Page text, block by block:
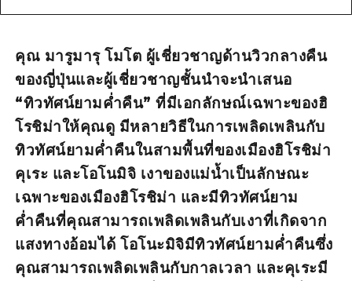
คุณ มารูมารุ โมโต ผู้เชี่ยวชาญด้านวิวกลางคืน
ของญี่ปุ่นและผู้เชี่ยวชาญชั้นนำจะนำเสนอ
“ทิวทัศน์ยามค่ำคืน” ที่มีเอกลักษณ์เฉพาะของฮิ
โรชิม่าให้คุณดู มีหลายวิธีในการเพลิดเพลินกับ
ทิวทัศน์ยามค่ำคืนในสามพื้นที่ของเมืองฮิโรชิม่า
คุเระ และโอโนมิจิ เงาของแม่น้ำเป็นลักษณะ
เฉพาะของเมืองฮิโรชิม่า และมีทิวทัศน์ยาม
ค่ำคืนที่คุณสามารถเพลิดเพลินกับเงาที่เกิดจาก
แสงทางอ้อมได้ โอโนะมิจิมีทิวทัศน์ยามค่ำคืนซึ่ง
คุณสามารถเพลิดเพลินกับกาลเวลา และคุเระมี